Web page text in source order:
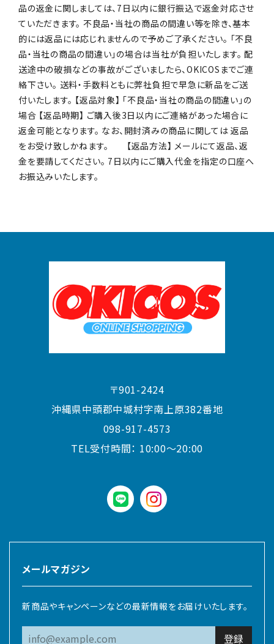
品の返金に関しましては、7日以内に銀行振込で返金対応させ
ていただきます。 不良品・当社の商品の間違い等を除き、基本
的には返品には応じれませんので予めご了承ください。 「不良
品・当社の商品の間違い」の場合は当社が負担いたします。 配
送途中の破損などの事故がございましたら、OKICOSまでご連
絡下さい。 送料・手数料ともに弊社負担で早急に新品をご送
付いたします。 【返品対象】 「不良品・当社の商品の間違い」の
場合 【返品時期】 ご購入後3日以内にご連絡があった場合に
返金可能となります。 なお、開封済みの商品に関しては 返品
をお受け致しかねます。 【返品方法】 メールにて返品、返
金を要請してください。 7日以内にご購入代金を指定の口座へ
お振込みいたします。
〒901-2424
沖縄県中頭郡中城村字南上原382番地
098-917-4573
TEL受付時間： 10:00〜20:00
LINE instagram
メールマガジン
新商品やキャンペーンなどの最新情報をお届けいたします。
登録